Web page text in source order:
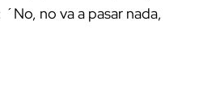
no va a pasar nada,